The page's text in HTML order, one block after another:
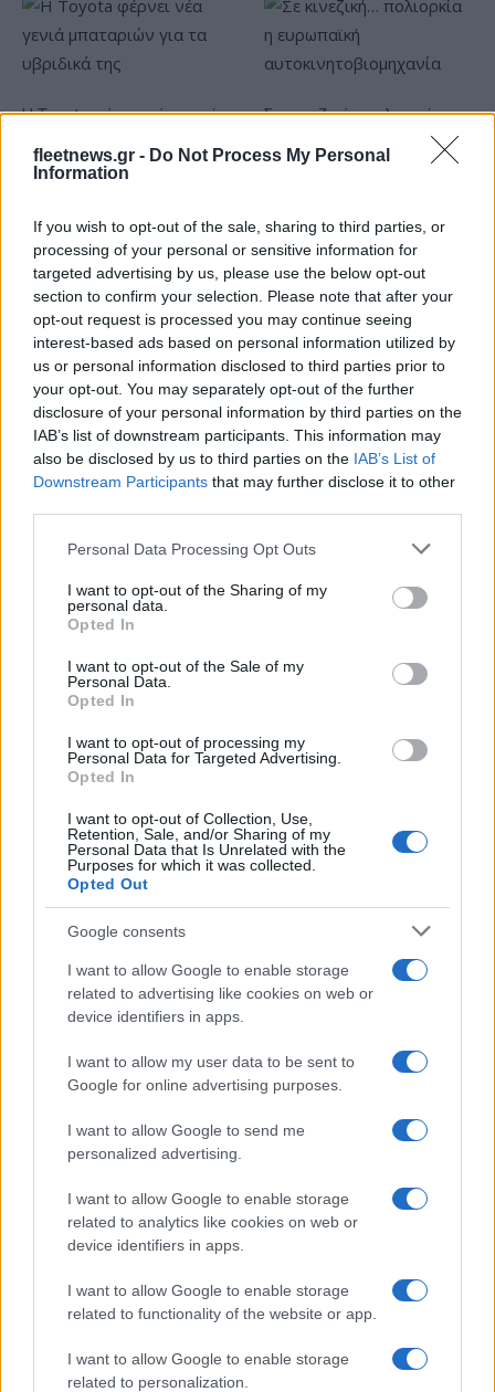
fleetnews.gr - Do Not Process My Personal
Information
If you wish to opt-out of the sale, sharing to third parties, or
processing of your personal or sensitive information for
targeted advertising by us, please use the below opt-out
section to confirm your selection. Please note that after your
opt-out request is processed you may continue seeing
interest-based ads based on personal information utilized by
us or personal information disclosed to third parties prior to
your opt-out. You may separately opt-out of the further
disclosure of your personal information by third parties on the
IAB’s list of downstream participants. This information may
also be disclosed by us to third parties on the IAB’s List of
Downstream Participants that may further disclose it to other
Please note that this website/app uses one or more Google
not limited to your visit or usage behaviour. You may click to
grant or deny consent to Google and its third-party tags to
use your data for below specified purposes in below Google
consent section.
Personal Data Processing Opt Outs
I want to opt-out of the Sharing of my
personal data.
Opted In
I want to opt-out of the Sale of my
Personal Data.
Opted In
I want to opt-out of processing my
Personal Data for Targeted Advertising.
Opted In
I want to opt-out of Collection, Use,
Retention, Sale, and/or Sharing of my
Personal Data that Is Unrelated with the
Purposes for which it was collected.
Opted Out
Google consents
I want to allow Google to enable storage
related to advertising like cookies on web or
device identifiers in apps.
I want to allow my user data to be sent to
Google for online advertising purposes.
I want to allow Google to send me
personalized advertising.
I want to allow Google to enable storage
related to analytics like cookies on web or
device identifiers in apps.
I want to allow Google to enable storage
related to functionality of the website or app.
I want to allow Google to enable storage
related to personalization.
Η Toyota φέρνει νέα γενιά
της
Σε κινεζική… πολιορκία η
αυτοκινητοβιομηχανία
Νέο Audi A2 e-tron με στόχο την κορυφή της
αποδοτικότητας
Εθνική Παίδων: Απώλεσε
έχασε 84-89 από το Ισραήλ
Ο Γιάννης Αγραβάνης στον
Βίκο Ιωαννίνων
Ελληνική Αναπτυξιακή Τράπεζα: Με «προίκα» 2 δισ. ευρώ
ανοίγει δρόμο για δάνεια έως 5 δισ. σε μικρομεσαίες
Β.Σ. Καρούλιας: Τζίρος 98,7
κερδών 57% - Τα νέα
στοιχήματα σε low & non
alcohol
Χρηματοοικονομικός
σύμβουλος της ΔΕΗ για την
είσοδο στην πολωνική
Η Chery επενδύει 75 εκατ. δολάρια στην KG Mobility
από 18.990 ευρώ
Ατρόμητος και Novibet
συνεχίζουν μαζί: Ανανέωση